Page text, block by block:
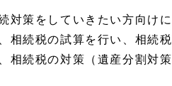
対策をしていきたい方向け
相続税の試算を行い、相続
相続税の対策（遺産分割対